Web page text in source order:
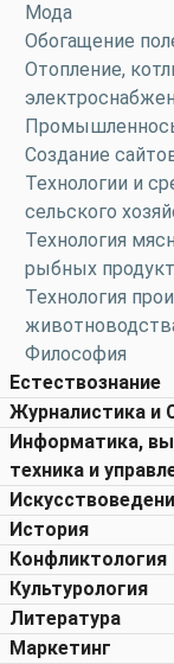
Мода
Обогащение
Отопление,
Создание
Технологии и
сельского
Технология
рыбных
Технология
Философия
Естествознание
Журналистика и
Информатика,
техника и
История
Конфликтология
Культурология
Литература
Маркетинг